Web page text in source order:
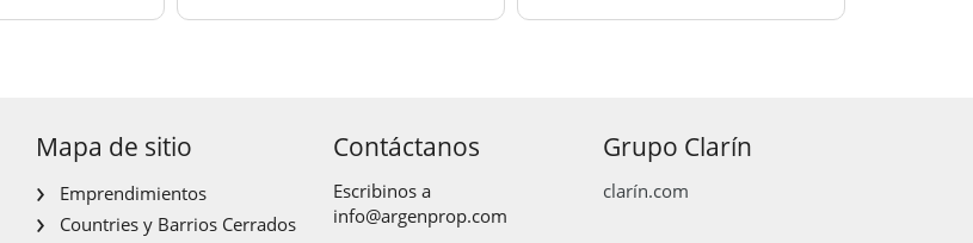
Mapa de sitio
Emprendimientos
Countries y Barrios Cerrados
Contáctanos
Escribinos a
info@argenprop.com
Grupo Clarín
clarín.com